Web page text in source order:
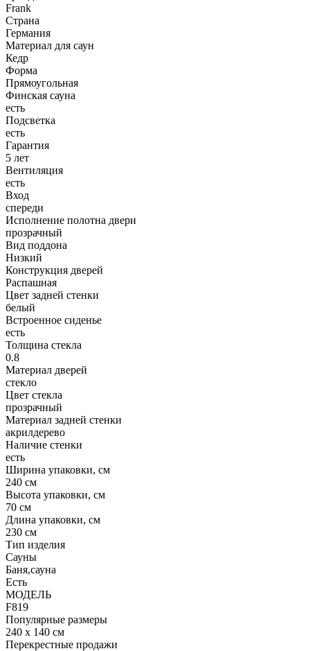
Frank
Страна
Германия
Материал для саун
Кедр
Форма
Прямоугольная
Финская сауна
есть
Подсветка
есть
Гарантия
5 лет
Вентиляция
есть
Вход
спереди
Исполнение полотна двери
прозрачный
Вид поддона
Низкий
Конструкция дверей
Распашная
Цвет задней стенки
белый
Встроенное сиденье
есть
Толщина стекла
0.8
Материал дверей
стекло
Цвет стекла
прозрачный
Материал задней стенки
акрилдерево
Наличие стенки
есть
Ширина упаковки, см
240 см
Высота упаковки, см
70 см
Длина упаковки, см
230 см
Тип изделия
Сауны
Баня,сауна
Есть
МОДЕЛЬ
F819
Популярные размеры
240 x 140 см
Перекрестные продажи